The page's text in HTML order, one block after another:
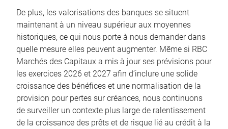
De plus, les valorisations des banques se situent
maintenant à un niveau supérieur aux moyennes
historiques, ce qui nous porte à nous demander dans
quelle mesure elles peuvent augmenter. Même si RBC
Marchés des Capitaux a mis à jour ses prévisions pour
les exercices 2026 et 2027 afin d’inclure une solide
croissance des bénéfices et une normalisation de la
provision pour pertes sur créances, nous continuons
de surveiller un contexte plus large de ralentissement
de la croissance des prêts et de risque lié au crédit à la